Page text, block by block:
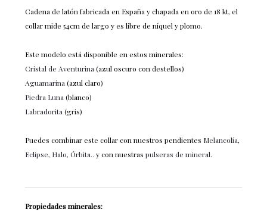
Cadena de latón fabricada en España y chapada en oro de 18 kt, el
collar mide 54cm de largo y es libre de níquel y plomo.
Este modelo está disponible en estos minerales:
Cristal de Aventurina (azul oscuro con destellos)
Aguamarina (azul claro)
Piedra Luna (blanco)
Labradorita (gris)
Puedes combinar este collar con nuestros pendientes Melancolía,
Eclipse, Halo, Órbita.. y con nuestras pulseras de mineral.
Propiedades minerales: